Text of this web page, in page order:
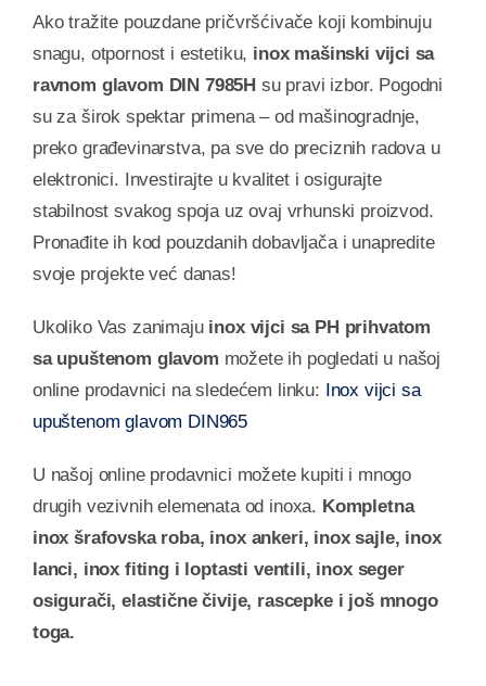
Ako tražite pouzdane pričvršćivače koji kombinuju
snagu, otpornost i estetiku, inox mašinski vijci sa
ravnom glavom DIN 7985H su pravi izbor. Pogodni
su za širok spektar primena – od mašinogradnje,
preko građevinarstva, pa sve do preciznih radova u
elektronici. Investirajte u kvalitet i osigurajte
stabilnost svakog spoja uz ovaj vrhunski proizvod.
Pronađite ih kod pouzdanih dobavljača i unapredite
svoje projekte već danas!
Ukoliko Vas zanimaju inox vijci sa PH prihvatom
sa upuštenom glavom možete ih pogledati u našoj
online prodavnici na sledećem linku: Inox vijci sa
upuštenom glavom DIN965
U našoj online prodavnici možete kupiti i mnogo
drugih vezivnih elemenata od inoxa. Kompletna
inox šrafovska roba, inox ankeri, inox sajle, inox
lanci, inox fiting i loptasti ventili, inox seger
osigurači, elastične čivije, rascepke i još mnogo
toga.